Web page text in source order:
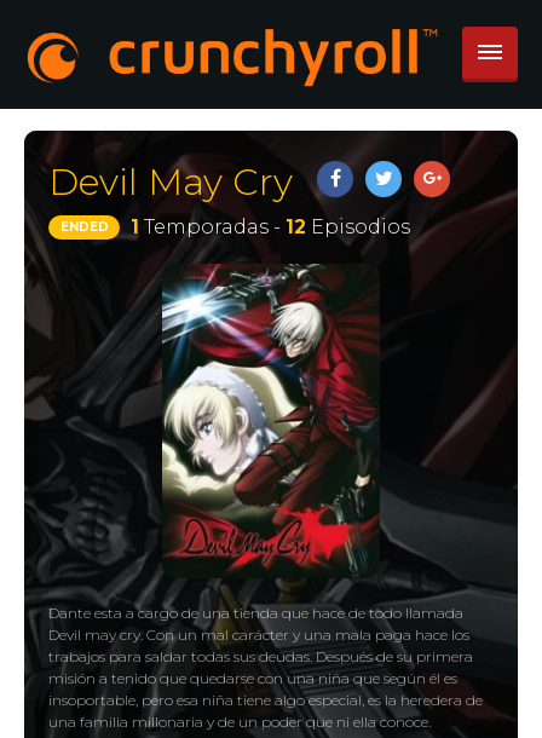
Devil May Cry
ENDED 1 Temporadas - 12 Episodios
Dante esta a cargo de una tienda que hace de todo llamada
Devil may cry. Con un mal carácter y una mala paga hace los
trabajos para saldar todas sus deudas. Después de su primera
misión a tenido que quedarse con una niña que según él es
insoportable, pero esa niña tiene algo especial, es la heredera de
una familia millonaria y de un poder que ni ella conoce.